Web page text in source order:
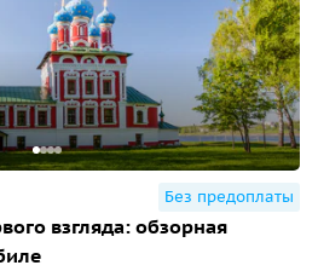
Без предоплаты
взгляда: обзорная